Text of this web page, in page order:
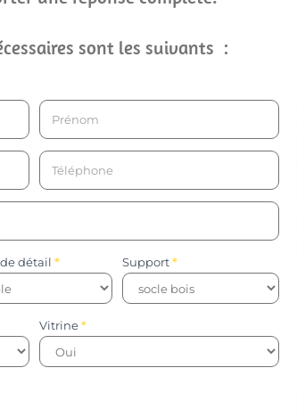
sont les suivants :
détail * Support*
Vitrine*